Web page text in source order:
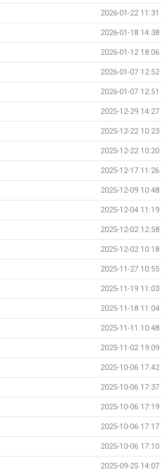
2026-01-22 11:31
2026-01-18 14:38
2026-01-12 18:06
2026-01-07 12:52
2026-01-07 12:51
2025-12-29 14:27
2025-12-22 10:23
2025-12-22 10:20
2025-12-17 11:26
2025-12-09 10:48
2025-12-04 11:19
2025-12-02 12:58
2025-12-02 10:18
2025-11-27 10:55
2025-11-19 11:03
2025-11-18 11:04
2025-11-11 10:48
2025-11-02 19:09
2025-10-06 17:42
2025-10-06 17:37
2025-10-06 17:19
2025-10-06 17:17
2025-10-06 17:10
2025-09-25 14:07